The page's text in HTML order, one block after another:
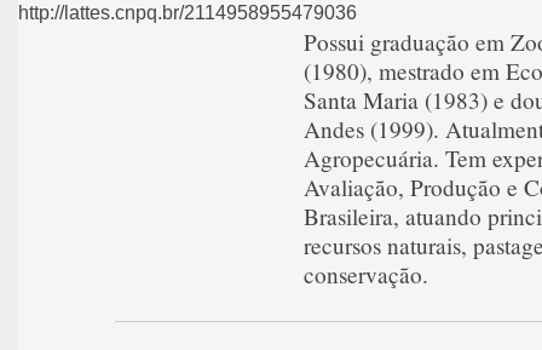
http://lattes.cnpq.br/2114958955479036
Possui graduação em
(1980), mestrado em
Santa Maria (1983) e
Andes (1999).
Agropecuária. Tem
Avaliação, Produção e
Brasileira, atuando
recursos naturais,
conservação.